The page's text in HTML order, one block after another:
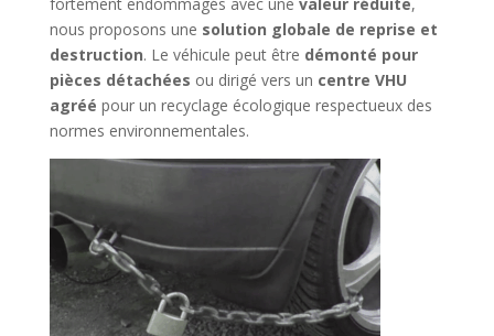
nous proposons une solution globale de reprise et
destruction. Le véhicule peut être démonté pour
pièces détachées ou dirigé vers un centre VHU
agréé pour un recyclage écologique respectueux des
normes environnementales.